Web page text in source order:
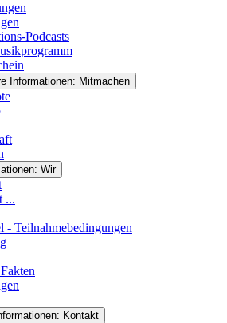
Podcasts
Informationen: Mitmachen
Wir
...
- Teilnahmebedingungen
Kontakt